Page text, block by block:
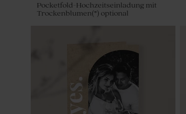
Trockenblumen 'Eukalyptus' | ca. 50
Unterteilungen
Pocketfold-Hochzeitseinladung mit
Trockenblumen(*) optional